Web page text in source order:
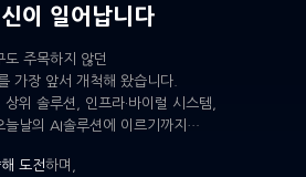
이 일어납니다
주목하지 않던
가장 앞서 개척해 왔습니다.
위 솔루션, 인프라·바이럴 시스템,
늘날의 AI솔루션에 이르기까지…
도전하며,